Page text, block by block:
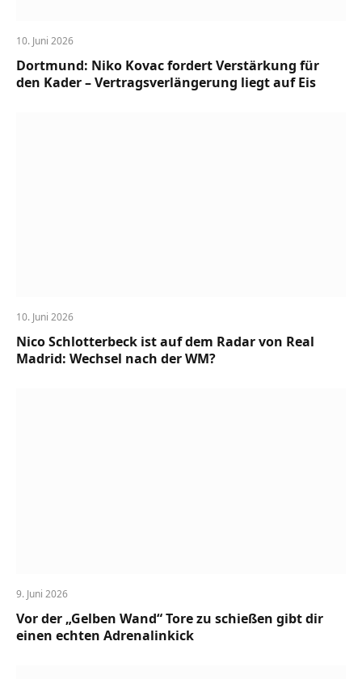
10. Juni 2026
Dortmund: Niko Kovac fordert Verstärkung für
den Kader – Vertragsverlängerung liegt auf Eis
10. Juni 2026
Nico Schlotterbeck ist auf dem Radar von Real
Madrid: Wechsel nach der WM?
9. Juni 2026
Vor der „Gelben Wand“ Tore zu schießen gibt dir
einen echten Adrenalinkick